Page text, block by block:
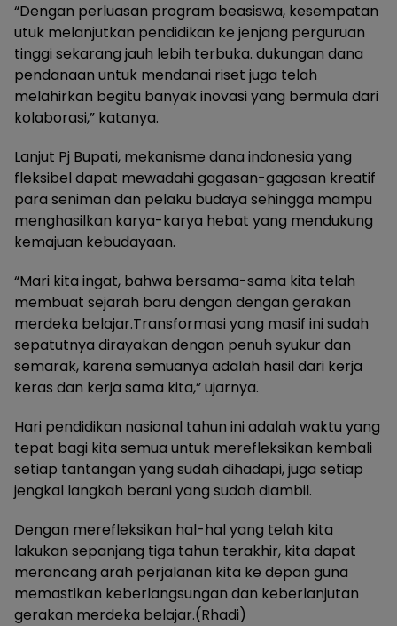
“Dengan perluasan program beasiswa, kesempatan
utuk melanjutkan pendidikan ke jenjang perguruan
tinggi sekarang jauh lebih terbuka. dukungan dana
pendanaan untuk mendanai riset juga telah
melahirkan begitu banyak inovasi yang bermula dari
kolaborasi,” katanya.
Lanjut Pj Bupati, mekanisme dana indonesia yang
fleksibel dapat mewadahi gagasan-gagasan kreatif
para seniman dan pelaku budaya sehingga mampu
menghasilkan karya-karya hebat yang mendukung
kemajuan kebudayaan.
“Mari kita ingat, bahwa bersama-sama kita telah
membuat sejarah baru dengan dengan gerakan
merdeka belajar.Transformasi yang masif ini sudah
sepatutnya dirayakan dengan penuh syukur dan
semarak, karena semuanya adalah hasil dari kerja
keras dan kerja sama kita,” ujarnya.
Hari pendidikan nasional tahun ini adalah waktu yang
tepat bagi kita semua untuk merefleksikan kembali
setiap tantangan yang sudah dihadapi, juga setiap
jengkal langkah berani yang sudah diambil.
Dengan merefleksikan hal-hal yang telah kita
lakukan sepanjang tiga tahun terakhir, kita dapat
merancang arah perjalanan kita ke depan guna
memastikan keberlangsungan dan keberlanjutan
gerakan merdeka belajar.(Rhadi)